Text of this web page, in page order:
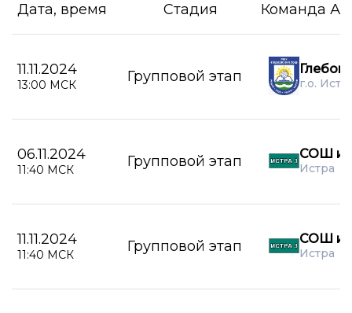
Дата, время Стадия Команда А
11.11.2024
13:00 МСК Групповой этап г.о.
06.11.2024
11:40 МСК Групповой этап СОШ
Истра
11.11.2024
11:40 МСК Групповой этап СОШ
Истра